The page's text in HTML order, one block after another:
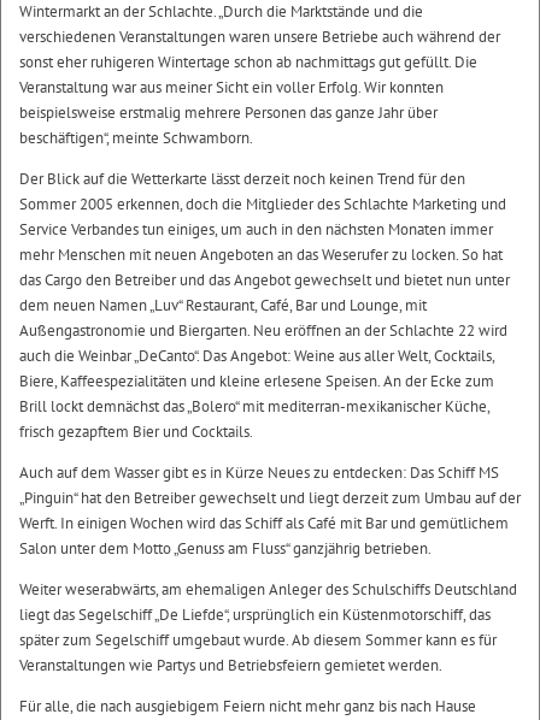
Wintermarkt an der Schlachte. „Durch die Marktstände und die
verschiedenen Veranstaltungen waren unsere Betriebe auch während der
sonst eher ruhigeren Wintertage schon ab nachmittags gut gefüllt. Die
Veranstaltung war aus meiner Sicht ein voller Erfolg. Wir konnten
beispielsweise erstmalig mehrere Personen das ganze Jahr über
beschäftigen“, meinte Schwamborn.
Der Blick auf die Wetterkarte lässt derzeit noch keinen Trend für den
Sommer 2005 erkennen, doch die Mitglieder des Schlachte Marketing und
Service Verbandes tun einiges, um auch in den nächsten Monaten immer
mehr Menschen mit neuen Angeboten an das Weserufer zu locken. So hat
das Cargo den Betreiber und das Angebot gewechselt und bietet nun unter
dem neuen Namen „Luv“ Restaurant, Café, Bar und Lounge, mit
Außengastronomie und Biergarten. Neu eröffnen an der Schlachte 22 wird
auch die Weinbar „DeCanto“. Das Angebot: Weine aus aller Welt, Cocktails,
Biere, Kaffeespezialitäten und kleine erlesene Speisen. An der Ecke zum
Brill lockt demnächst das „Bolero“ mit mediterran-mexikanischer Küche,
frisch gezapftem Bier und Cocktails.
Auch auf dem Wasser gibt es in Kürze Neues zu entdecken: Das Schiff MS
„Pinguin“ hat den Betreiber gewechselt und liegt derzeit zum Umbau auf der
Werft. In einigen Wochen wird das Schiff als Café mit Bar und gemütlichem
Salon unter dem Motto „Genuss am Fluss“ ganzjährig betrieben.
Weiter weserabwärts, am ehemaligen Anleger des Schulschiffs Deutschland
liegt das Segelschiff „De Liefde“, ursprünglich ein Küstenmotorschiff, das
später zum Segelschiff umgebaut wurde. Ab diesem Sommer kann es für
Veranstaltungen wie Partys und Betriebsfeiern gemietet werden.
Für alle, die nach ausgiebigem Feiern nicht mehr ganz bis nach Hause